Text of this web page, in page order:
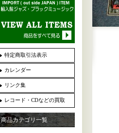
特定商取引法表示
カレンダー
リンク集
レコード・CDなどの買取
商品カテゴリ一覧